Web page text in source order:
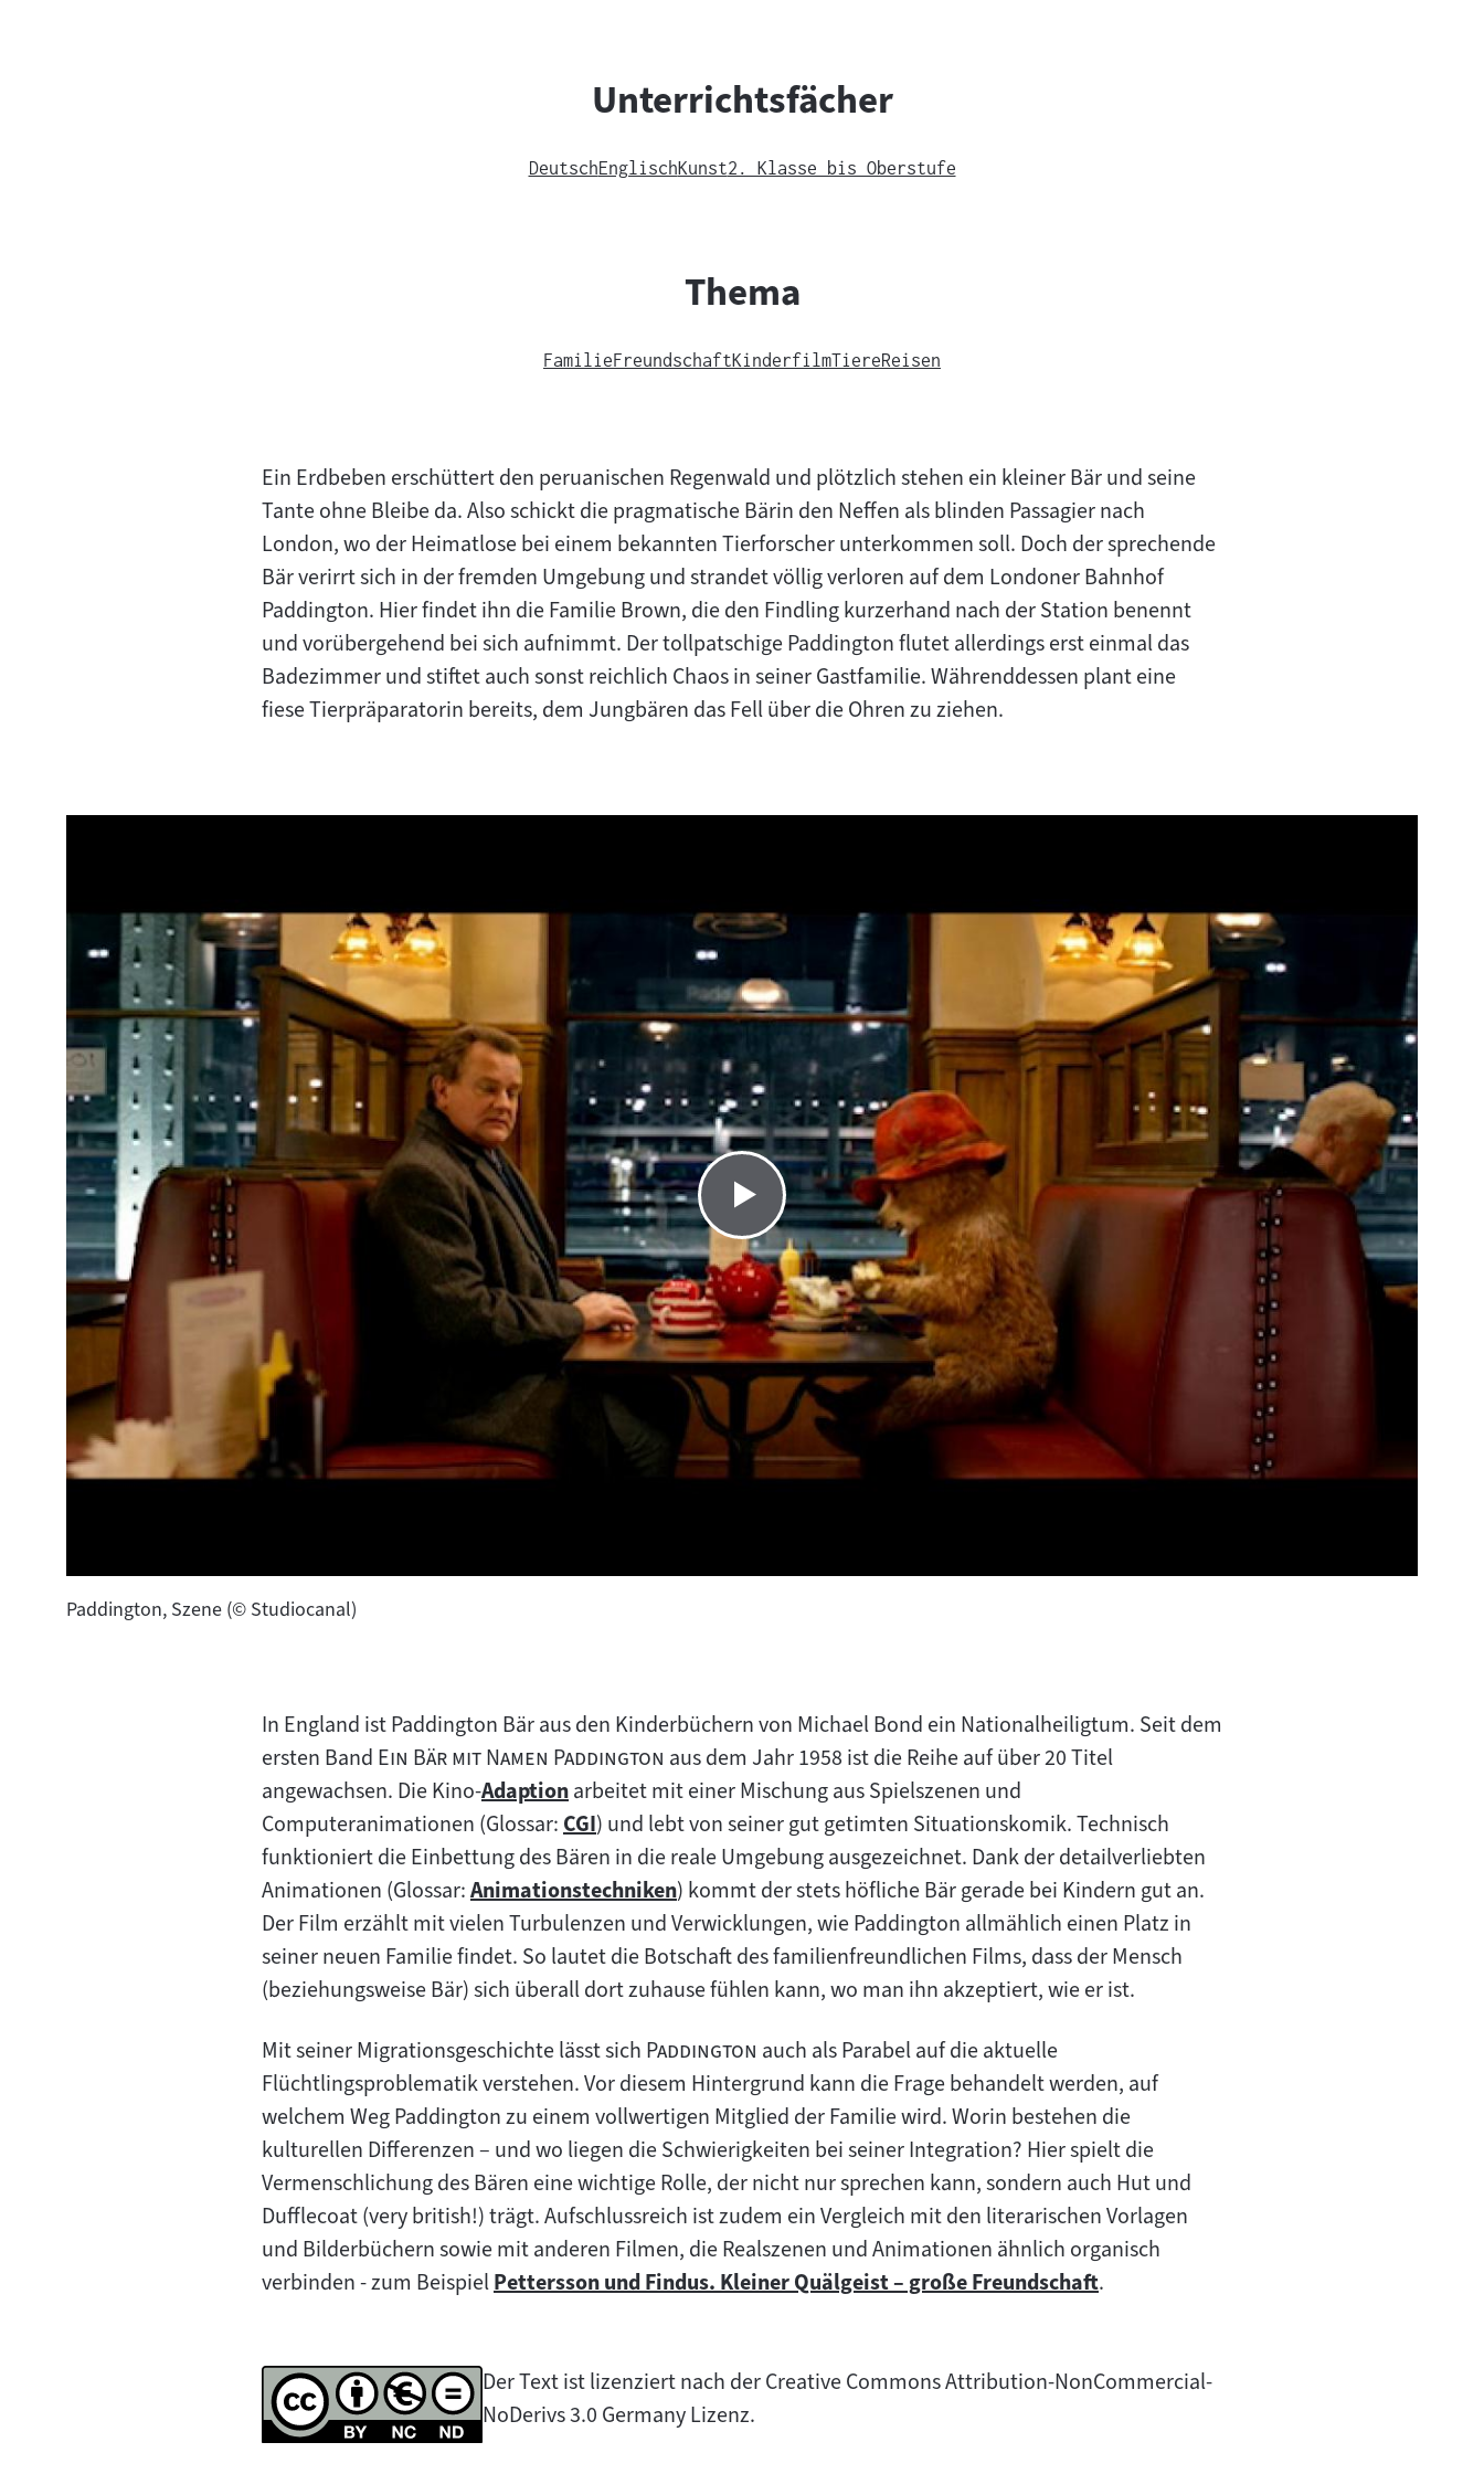
Unterrichtsfächer
DeutschEnglischKunst2. Klasse bis Oberstufe
Thema
FamilieFreundschaftKinderfilmTiereReisen
Ein Erdbeben erschüttert den peruanischen Regenwald und plötzlich stehen ein kleiner Bär und seine
Tante ohne Bleibe da. Also schickt die pragmatische Bärin den Neffen als blinden Passagier nach
London, wo der Heimatlose bei einem bekannten Tierforscher unterkommen soll. Doch der sprechende
Bär verirrt sich in der fremden Umgebung und strandet völlig verloren auf dem Londoner Bahnhof
Paddington. Hier findet ihn die Familie Brown, die den Findling kurzerhand nach der Station benennt
und vorübergehend bei sich aufnimmt. Der tollpatschige Paddington flutet allerdings erst einmal das
Badezimmer und stiftet auch sonst reichlich Chaos in seiner Gastfamilie. Währenddessen plant eine
fiese Tierpräparatorin bereits, dem Jungbären das Fell über die Ohren zu ziehen.
Paddington, Szene (© Studiocanal)
In England ist Paddington Bär aus den Kinderbüchern von Michael Bond ein Nationalheiligtum. Seit dem
ersten Band "
Ein Bär mit Namen Paddington "aus dem Jahr 1958 ist die Reihe auf über 20 Titel
angewachsen. Die Kino-Zum
Inhalt:
Adaptionarbeitet mit einer Mischung aus Spielszenen und
Computeranimationen (Glossar:Zum
Inhalt:
CGI) und lebt von seiner gut getimten Situationskomik. Technisch
funktioniert die Einbettung des Bären in die reale Umgebung ausgezeichnet. Dank der detailverliebten
Animationen (Glossar:Zum
Inhalt:
Animationstechniken) kommt der stets höfliche Bär gerade bei Kindern gut an.
Der Film erzählt mit vielen Turbulenzen und Verwicklungen, wie Paddington allmählich einen Platz in
seiner neuen Familie findet. So lautet die Botschaft des familienfreundlichen Films, dass der Mensch
(beziehungsweise Bär) sich überall dort zuhause fühlen kann, wo man ihn akzeptiert, wie er ist.
Mit seiner Migrationsgeschichte lässt sich "
Paddington "auch als Parabel auf die aktuelle
Flüchtlingsproblematik verstehen. Vor diesem Hintergrund kann die Frage behandelt werden, auf
welchem Weg Paddington zu einem vollwertigen Mitglied der Familie wird. Worin bestehen die
kulturellen Differenzen – und wo liegen die Schwierigkeiten bei seiner Integration? Hier spielt die
Vermenschlichung des Bären eine wichtige Rolle, der nicht nur sprechen kann, sondern auch Hut und
Dufflecoat (very british!) trägt. Aufschlussreich ist zudem ein Vergleich mit den literarischen Vorlagen
und Bilderbüchern sowie mit anderen Filmen, die Realszenen und Animationen ähnlich organisch
verbinden - zum BeispielZum
Pettersson und Findus. Kleiner Quälgeist – große Freundschaft.
Der Text ist lizenziert nach der Creative Commons Attribution-NonCommercial-
NoDerivs 3.0 Germany Lizenz.